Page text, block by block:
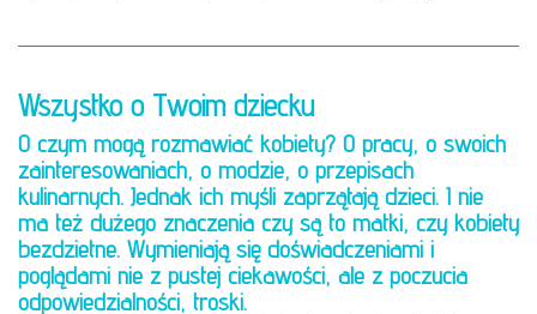
Wszystko o Twoim dziecku
O czym mogą rozmawiać kobiety? O pracy, o swoich
zainteresowaniach, o modzie, o przepisach
kulinarnych. Jednak ich myśli zaprzątają dzieci. I nie
ma też dużego znaczenia czy są to matki, czy kobiety
bezdzietne. Wymieniają się doświadczeniami i
poglądami nie z pustej ciekawości, ale z poczucia
odpowiedzialności, troski.